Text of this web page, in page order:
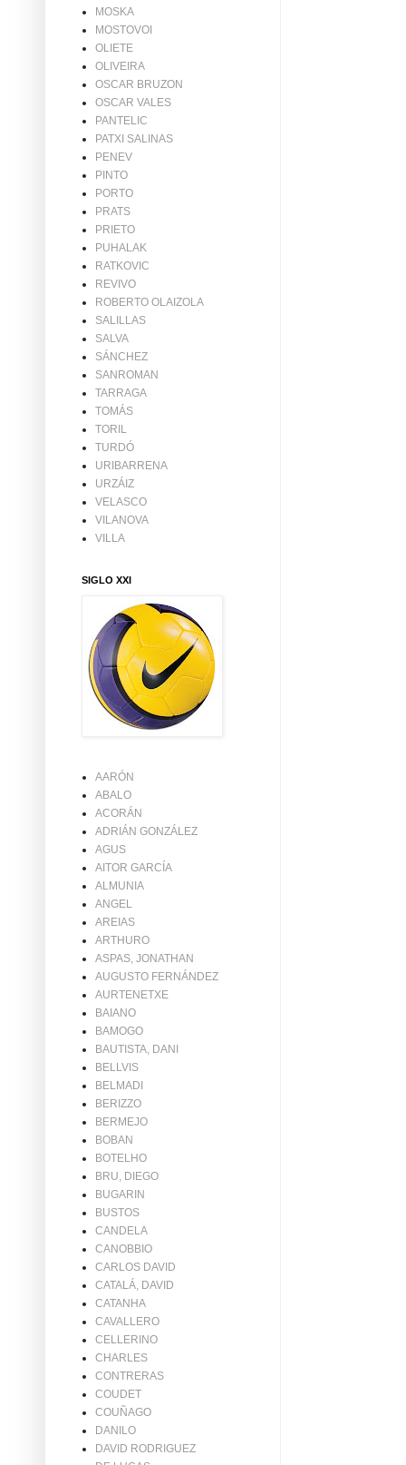
MOSKA
MOSTOVOI
OLIETE
OLIVEIRA
OSCAR BRUZON
OSCAR VALES
PANTELIC
PATXI SALINAS
PENEV
PINTO
PORTO
PRATS
PRIETO
PUHALAK
RATKOVIC
REVIVO
ROBERTO OLAIZOLA
SALILLAS
SALVA
SÁNCHEZ
SANROMAN
TARRAGA
TOMÁS
TORIL
TURDÓ
URIBARRENA
URZÁIZ
VELASCO
VILANOVA
VILLA
SIGLO XXI
AARÓN
ABALO
ACORÁN
ADRIÁN GONZÁLEZ
AGUS
AITOR GARCÍA
ALMUNIA
ANGEL
AREIAS
ARTHURO
ASPAS, JONATHAN
AUGUSTO FERNÁNDEZ
AURTENETXE
BAIANO
BAMOGO
BAUTISTA, DANI
BELLVIS
BELMADI
BERIZZO
BERMEJO
BOBAN
BOTELHO
BRU, DIEGO
BUGARIN
BUSTOS
CANDELA
CANOBBIO
CARLOS DAVID
CATALÁ, DAVID
CATANHA
CAVALLERO
CELLERINO
CHARLES
CONTRERAS
COUDET
COUÑAGO
DANILO
DAVID RODRIGUEZ